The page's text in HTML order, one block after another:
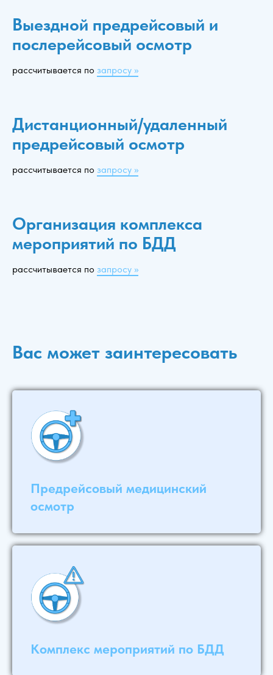
Выездной предрейсовый и
послерейсовый осмотр
рассчитывается по запросу >>
Дистанционный/удаленный
предрейсовый осмотр
рассчитывается по запросу >>
Организация комплекса
мероприятий по БДД
рассчитывается по запросу >>
Вас может заинтересовать
Предрейсовый медицинский
осмотр
Комплекс мероприятий по БДД